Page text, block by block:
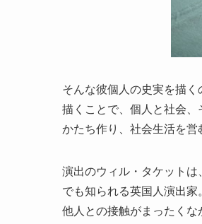
そんな彼個人の史実を描
描くことで、個人と社会
かたち作り、社会生活を営
演出のウィル・タケット
でも知られる英国人演出家
他人との接触がまったく